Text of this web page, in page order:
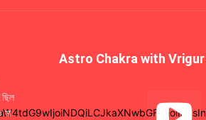
মা
Astro Chakra with